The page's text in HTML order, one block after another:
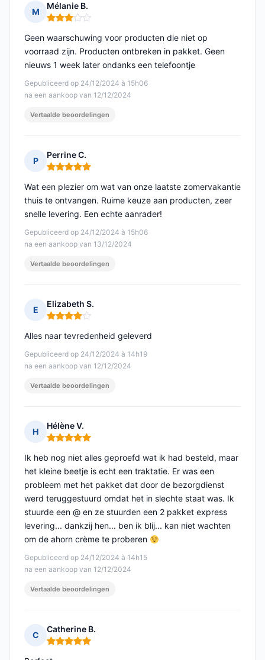
M
Mélanie B.
Opmerking: 3 van 5
Gepubliceerd op 24/12/2024 à 15h06
na een aankoop van 12/12/2024
Geen waarschuwing voor producten die niet op
voorraad zijn. Producten ontbreken in pakket. Geen
nieuws 1 week later ondanks een telefoontje
Vertaalde beoordelingen
P
Perrine C.
Opmerking: 5 van 5
Gepubliceerd op 24/12/2024 à 15h06
na een aankoop van 13/12/2024
Wat een plezier om wat van onze laatste zomervakantie
thuis te ontvangen. Ruime keuze aan producten, zeer
snelle levering. Een echte aanrader!
Vertaalde beoordelingen
E
Elizabeth S.
Opmerking: 4 van 5
Gepubliceerd op 24/12/2024 à 14h19
na een aankoop van 12/12/2024
Alles naar tevredenheid geleverd
Vertaalde beoordelingen
H
Hélène V.
Opmerking: 5 van 5
Gepubliceerd op 24/12/2024 à 14h15
na een aankoop van 12/12/2024
Ik heb nog niet alles geproefd wat ik had besteld, maar
het kleine beetje is echt een traktatie. Er was een
probleem met het pakket dat door de bezorgdienst
werd teruggestuurd omdat het in slechte staat was. Ik
stuurde een @ en ze stuurden een 2 pakket express
levering... dankzij hen... ben ik blij... kan niet wachten
om de ahorn crème te proberen
Vertaalde beoordelingen
C
Catherine B.
Opmerking: 5 van 5